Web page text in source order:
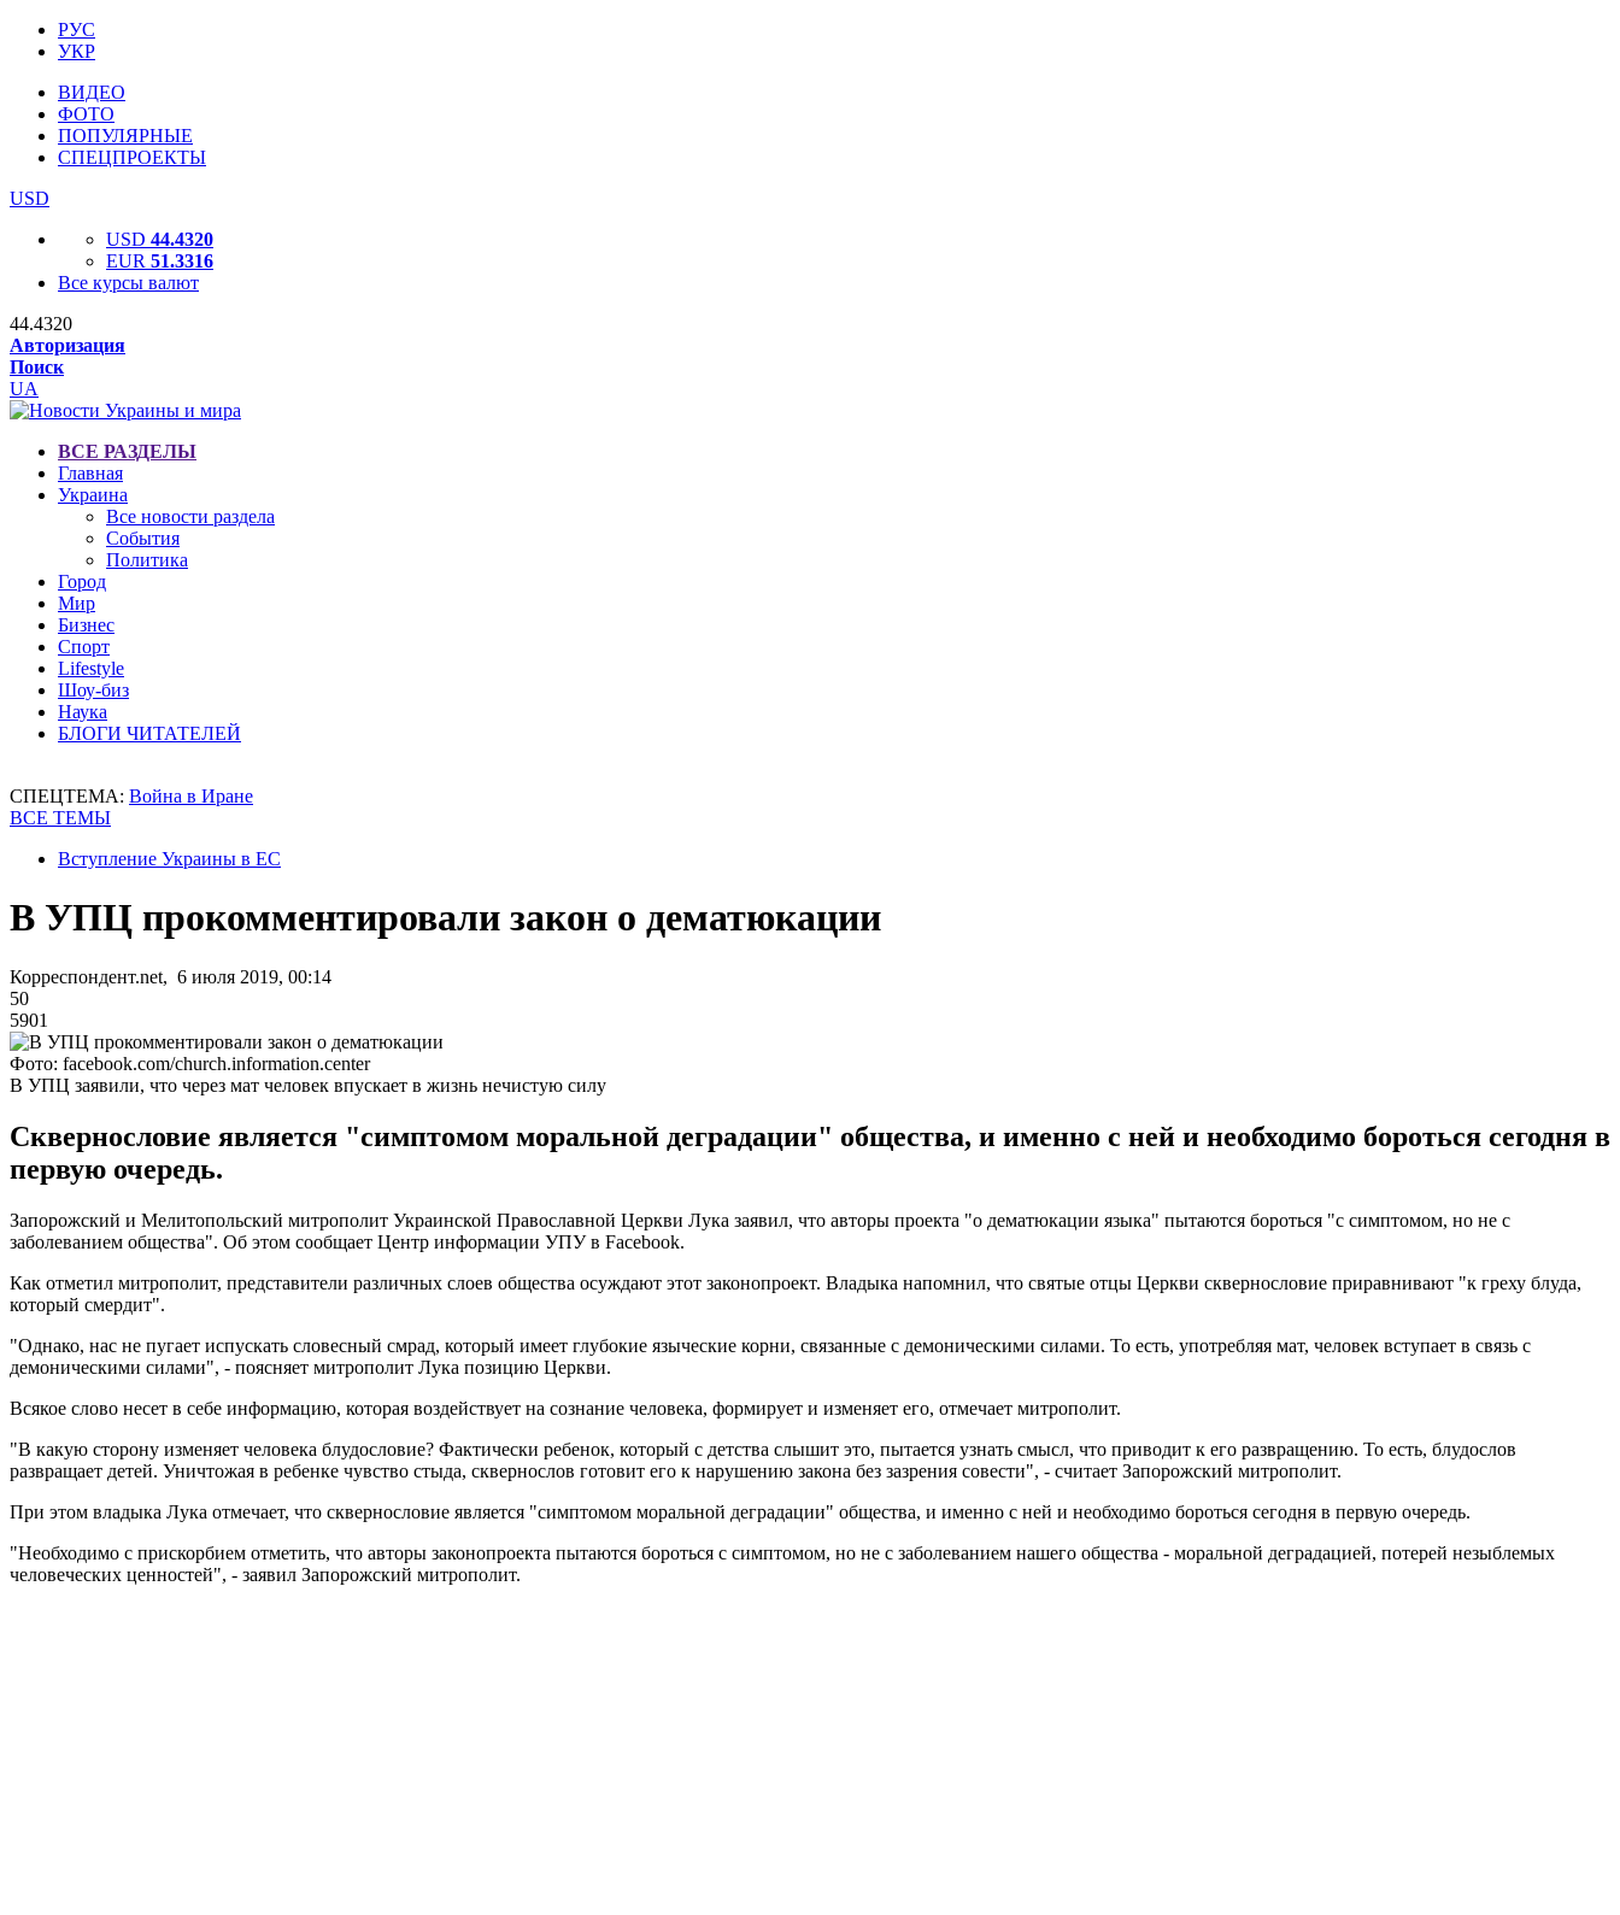
РУС
УКР
ВИДЕО
ФОТО
ПОПУЛЯРНЫЕ
СПЕЦПРОЕКТЫ
USD
USD 44.4320
EUR 51.3316
Все курсы валют
44.4320
Авторизация
Поиск
UA
ВСЕ РАЗДЕЛЫ
Главная
Украина
Все новости раздела
События
Политика
Город
Мир
Бизнес
Спорт
Lifestyle
Шоу-биз
Наука
БЛОГИ ЧИТАТЕЛЕЙ
СПЕЦТЕМА: Война в Иране
ВСЕ ТЕМЫ
Вступление Украины в ЕС
В УПЦ прокомментировали закон о дематюкации
Корреспондент.net, 6 июля 2019, 00:14
50
5901
Фото: facebook.com/church.information.center
В УПЦ заявили, что через мат человек впускает в жизнь нечистую силу
Сквернословие является "симптомом моральной деградации" общества, и именно с ней и необходимо бороться сегодня в
первую очередь.
Запорожский и Мелитопольский митрополит Украинской Православной Церкви Лука заявил, что авторы проекта "о дематюкации языка" пытаются бороться "с симптомом, но не с
заболеванием общества". Об этом сообщает Центр информации УПУ в Facebook.
Как отметил митрополит, представители различных слоев общества осуждают этот законопроект. Владыка напомнил, что святые отцы Церкви сквернословие приравнивают "к греху блуда,
который смердит".
"Однако, нас не пугает испускать словесный смрад, который имеет глубокие языческие корни, связанные с демоническими силами. То есть, употребляя мат, человек вступает в связь с
демоническими силами", - поясняет митрополит Лука позицию Церкви.
Всякое слово несет в себе информацию, которая воздействует на сознание человека, формирует и изменяет его, отмечает митрополит.
"В какую сторону изменяет человека блудословие? Фактически ребенок, который с детства слышит это, пытается узнать смысл, что приводит к его развращению. То есть, блудослов
развращает детей. Уничтожая в ребенке чувство стыда, сквернослов готовит его к нарушению закона без зазрения совести", - считает Запорожский митрополит.
При этом владыка Лука отмечает, что сквернословие является "симптомом моральной деградации" общества, и именно с ней и необходимо бороться сегодня в первую очередь.
"Необходимо с прискорбием отметить, что авторы законопроекта пытаются бороться с симптомом, но не с заболеванием нашего общества - моральной деградацией, потерей незыблемых
человеческих ценностей", - заявил Запорожский митрополит.